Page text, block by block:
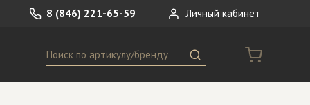
8 (846) 221-65-59 Личный кабинет
Поиск